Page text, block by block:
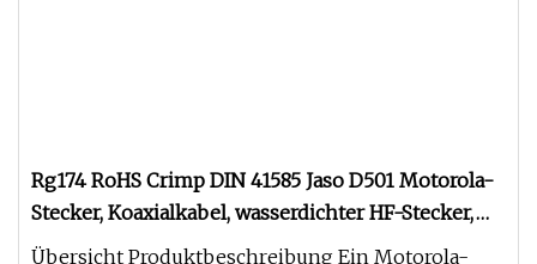
Rg174 RoHS Crimp DIN 41585 Jaso D501 Motorola-
Stecker, Koaxialkabel, wasserdichter HF-Stecker,
Auto-Stecker für Kfz-Radio-Scanner-Antenne
Übersicht Produktbeschreibung Ein Motorola-